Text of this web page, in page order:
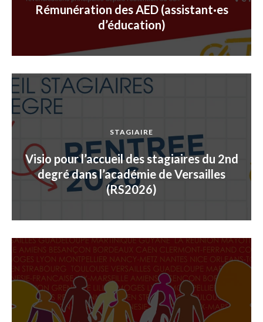
Rémunération des AED (assistant·es
d’éducation)
STAGIAIRE
Visio pour l’accueil des stagiaires du 2nd
degré dans l’académie de Versailles
(RS2026)